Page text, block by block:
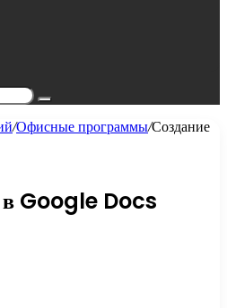
Поиск...
/Офисные программы/Создание
в Google Docs